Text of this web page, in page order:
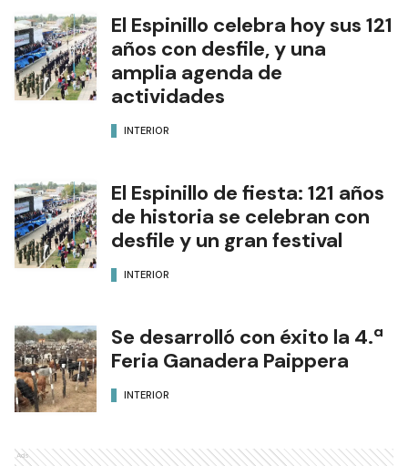
El Espinillo celebra hoy sus 121
años con desfile, y una
amplia agenda de
actividades
INTERIOR
El Espinillo de fiesta: 121 años
de historia se celebran con
desfile y un gran festival
INTERIOR
Se desarrolló con éxito la 4.ª
Feria Ganadera Paippera
INTERIOR
Ads